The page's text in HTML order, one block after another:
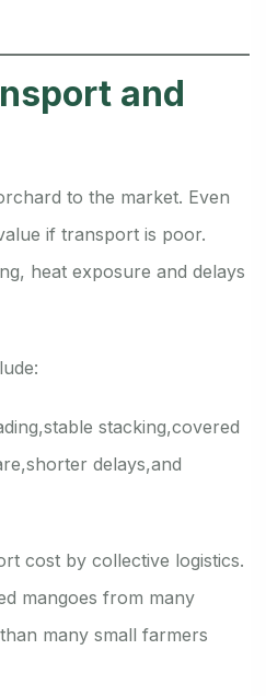
and
to the market. Even
if transport is poor.
heat exposure and delays
stable stacking,covered
shorter delays,and
cost by collective logistics.
mangoes from many
many small farmers